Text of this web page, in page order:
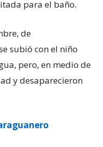
para el baño.
de
subió con el niño
pero, en medio de
y desaparecieron